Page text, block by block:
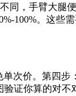
，手臂大腿
100%。这些
次价。第四
证你算的对不